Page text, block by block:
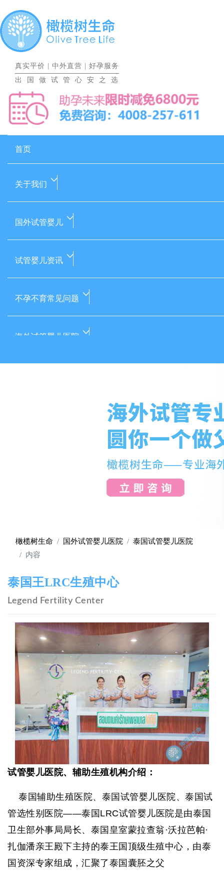
真实平价 中外直营
好孕服务
出国做试管心安之选
首页
关于我们
国外试管婴儿
试管婴儿资讯
不孕不育常见问题
海外试管婴儿医院
橄榄树生命 国外试管婴儿医院
泰国试管婴儿医院
内容
泰国王LRC生殖中心
Legend Fertility Center
试管婴儿医院、辅助生殖机构介绍：
泰国辅助生殖医院、泰国试管婴儿医院、泰国试
管选性别医院——泰国 LRC试管婴儿医院是由泰国
卫生部外事局局长、泰国皇室蒙拉查翁·沃拉芭帕·
扎伽潘亲王殿下主持的泰王国顶级生殖中心，由泰
国资深专家组成，汇聚了泰国囊胚之父